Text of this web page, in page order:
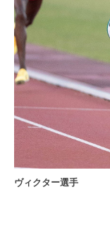
ヴィクター選手